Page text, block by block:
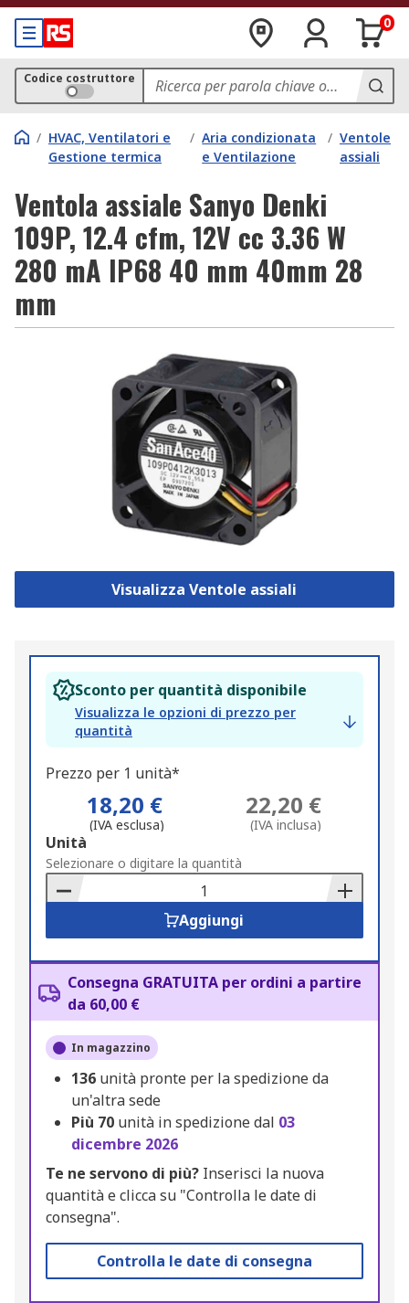
0
Codice costruttore
/ HVAC, Ventilatori e
Gestione termica
/ Aria condizionata
e Ventilazione
/ Ventole
assiali
Ventola assiale Sanyo Denki
109P, 12.4 cfm, 12V cc 3.36 W
280 mA IP68 40 mm 40mm 28
mm
Visualizza Ventole assiali
Sconto per quantità disponibile
Visualizza le opzioni di prezzo per
quantità
Prezzo per 1 unità*
18,20 €
(IVA esclusa)
22,20 €
(IVA inclusa)
Add
to
Basket
Unità
Selezionare o digitare la quantità
Aggiungi
Consegna GRATUITA per ordini a partire
da 60,00 €
In magazzino
136 unità pronte per la spedizione da
un'altra sede
Più 70 unità in spedizione dal 03
dicembre 2026
Te ne servono di più? Inserisci la nuova
quantità e clicca su "Controlla le date di
consegna".
Controlla le date di consegna